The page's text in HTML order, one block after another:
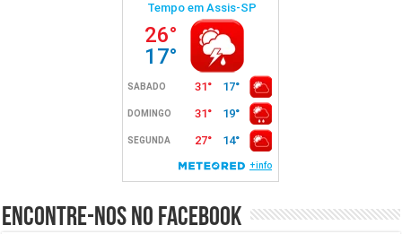
Encontre-nos no Facebook